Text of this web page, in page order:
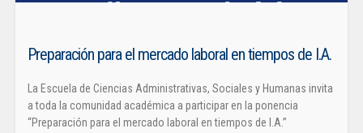
Preparación para el mercado laboral en tiempos de I.A.
La Escuela de Ciencias Administrativas, Sociales y Humanas invita
a toda la comunidad académica a participar en la ponencia
“Preparación para el mercado laboral en tiempos de I.A.”